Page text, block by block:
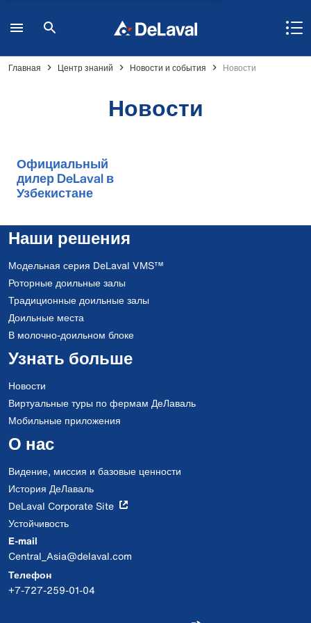
Главная Центр знаний Новости и события Новости
Новости
Официальный
дилер DeLaval в
Узбекистане
Наши решения
Модельная серия DeLaval VMS™
Роторные доильные залы
Традиционные доильные залы
Доильные места
В молочно-доильном блоке
Узнать больше
Новости
Виртуальные туры по фермам ДеЛаваль
Мобильные приложения
О нас
Видение, миссия и базовые ценности
История ДеЛаваль
DeLaval Corporate Site
Устойчивость
E-mail
Central_Asia@delaval.com
Телефон
+7-727-259-01-04